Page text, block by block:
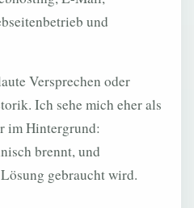
und
Versprechen oder
Ich sehe mich eher als
im Hintergrund:
brennt, und
gebraucht wird.